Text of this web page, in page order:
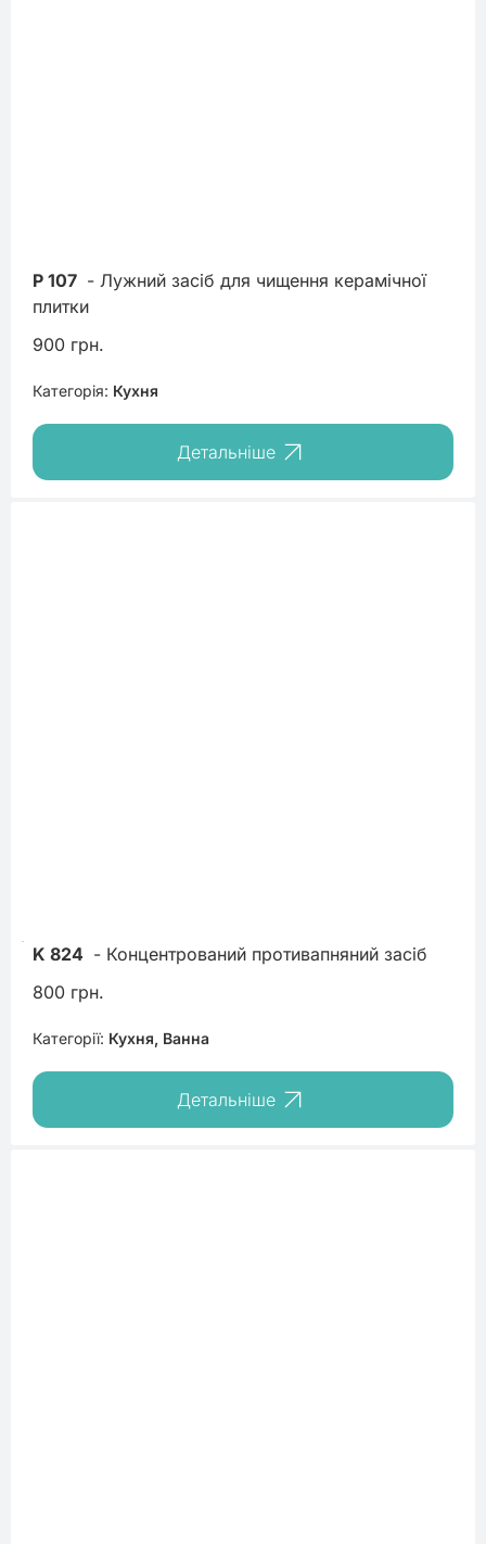
P 107 - Лужний засіб для чищення керамічної
плитки
900 грн.
Категорія: Кухня
Детальніше
K 824 - Концентрований противапняний засіб
800 грн.
Категорії: Кухня, Ванна
Детальніше